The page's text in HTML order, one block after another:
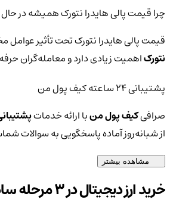
چرا قیمت پالی هایدرا نتورک همیشه در
قیمت پالی هایدرا نتورک تحت تأثیر عوامل
نتورکاهمیت زیادی دارد و معامله‌گران
پشتیبانی ۲۴ ساعته کیف پول من
صرافیکیف پول منبا ارائه خدماتپشتیبانی
از شبانه‌روز آماده پاسخگویی به سوالات
مشاهده بیشتر
خرید ارز دیجیتال در 3 مرحله ساده